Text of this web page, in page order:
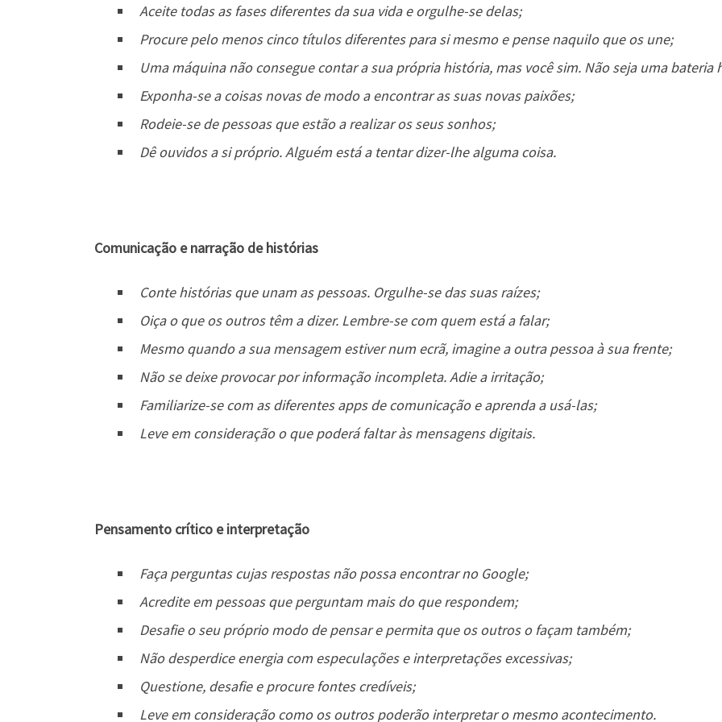
Aceite todas as fases diferentes da sua vida e orgulhe-se delas;
Procure pelo menos cinco títulos diferentes para si mesmo e pense naquilo que os une;
Uma máquina não consegue contar a sua própria história, mas você sim. Não seja uma bateria
Exponha-se a coisas novas de modo a encontrar as suas novas paixões;
Rodeie-se de pessoas que estão a realizar os seus sonhos;
Dê ouvidos a si próprio. Alguém está a tentar dizer-lhe alguma coisa.
Comunicação e narração de histórias
Conte histórias que unam as pessoas. Orgulhe-se das suas raízes;
Oiça o que os outros têm a dizer. Lembre-se com quem está a falar;
Mesmo quando a sua mensagem estiver num ecrã, imagine a outra pessoa à sua frente;
Não se deixe provocar por informação incompleta. Adie a irritação;
Familiarize-se com as diferentes apps de comunicação e aprenda a usá-las;
Leve em consideração o que poderá faltar às mensagens digitais.
Pensamento crítico e interpretação
Faça perguntas cujas respostas não possa encontrar no Google;
Acredite em pessoas que perguntam mais do que respondem;
Desafie o seu próprio modo de pensar e permita que os outros o façam também;
Não desperdice energia com especulações e interpretações excessivas;
Questione, desafie e procure fontes credíveis;
Leve em consideração como os outros poderão interpretar o mesmo acontecimento.